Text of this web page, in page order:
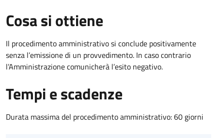
Cosa si ottiene
Il procedimento amministrativo si conclude positivamente
senza l’emissione di un provvedimento. In caso contrario
l’Amministrazione comunicherà l’esito negativo.
Tempi e scadenze
Durata massima del procedimento amministrativo: 60 giorni